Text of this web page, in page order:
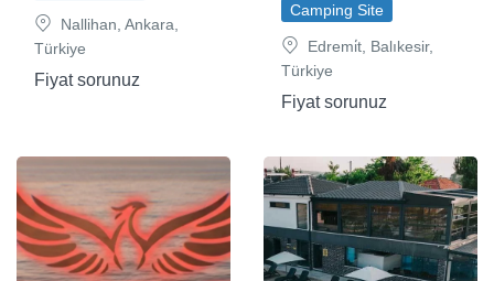
Nallihan, Ankara,
Türkiye
Fiyat sorunuz
Camping Site
Edremi̇t, Balıkesir,
Türkiye
Fiyat sorunuz